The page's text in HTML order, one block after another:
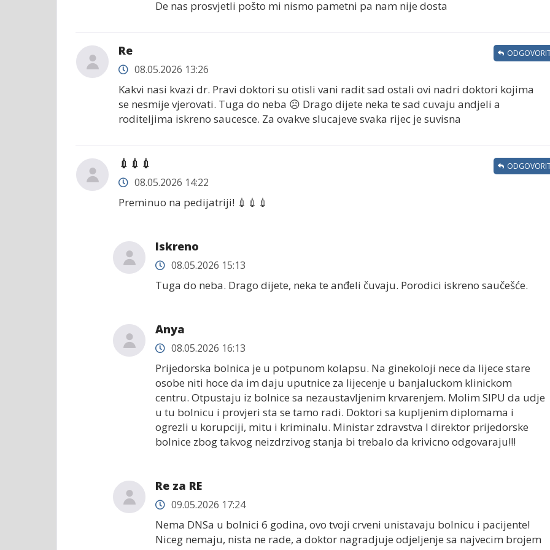
De nas prosvjetli pošto mi nismo pametni pa nam nije dosta
Re
08.05.2026 13:26
Kakvi nasi kvazi dr. Pravi doktori su otisli vani radit sad ostali ovi nadri doktori kojima
se nesmije vjerovati. Tuga do neba ☹️ Drago dijete neka te sad cuvaju andjeli a
roditeljima iskreno saucesce. Za ovakve slucajeve svaka rijec je suvisna
💉💉💉
08.05.2026 14:22
Preminuo na pedijatriji! 💉💉💉
Iskreno
08.05.2026 15:13
Tuga do neba. Drago dijete, neka te anđeli čuvaju. Porodici iskreno saučešće.
Anya
08.05.2026 16:13
Prijedorska bolnica je u potpunom kolapsu. Na ginekoloji nece da lijece stare
osobe niti hoce da im daju uputnice za lijecenje u banjaluckom klinickom
centru. Otpustaju iz bolnice sa nezaustavljenim krvarenjem. Molim SIPU da udje
u tu bolnicu i provjeri sta se tamo radi. Doktori sa kupljenim diplomama i
ogrezli u korupciji, mitu i kriminalu. Ministar zdravstva I direktor prijedorske
bolnice zbog takvog neizdrzivog stanja bi trebalo da krivicno odgovaraju!!!
Re za RE
09.05.2026 17:24
Nema DNSa u bolnici 6 godina, ovo tvoji crveni unistavaju bolnicu i pacijente!
Niceg nemaju, nista ne rade, a doktor nagradjuje odjeljenje sa najvecim brojem